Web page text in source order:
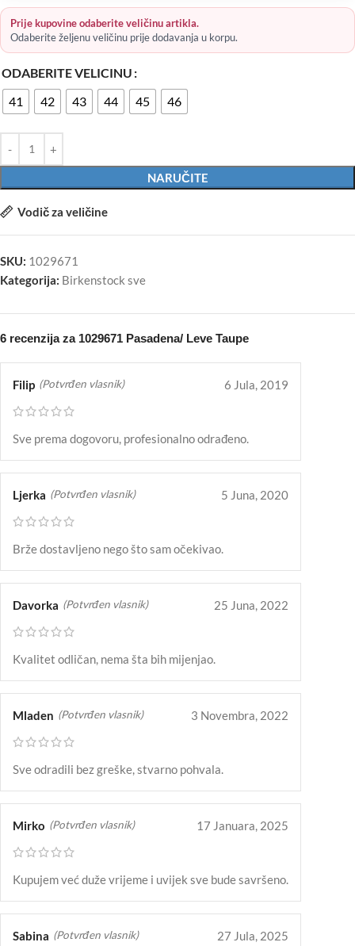
Prije kupovine odaberite veličinu artikla.
Odaberite željenu veličinu prije dodavanja u korpu.
ODABERITE VELICINU
41
42 43 44 45 46
NARUČITE
Vodič za veličine
SKU: 1029671
Kategorija: Birkenstock sve
6 recenzija za 1029671 Pasadena/ Leve Taupe
Filip (Potvrđen vlasnik) 6 Jula, 2019
Sve prema dogovoru, profesionalno odrađeno.
Ljerka (Potvrđen vlasnik) 5 Juna, 2020
Brže dostavljeno nego što sam očekivao.
Davorka (Potvrđen vlasnik) 25 Juna, 2022
Kvalitet odličan, nema šta bih mijenjao.
Mladen (Potvrđen vlasnik) 3 Novembra, 2022
Sve odradili bez greške, stvarno pohvala.
Mirko (Potvrđen vlasnik) 17 Januara, 2025
Kupujem već duže vrijeme i uvijek sve bude savršeno.
Sabina (Potvrđen vlasnik) 27 Jula, 2025